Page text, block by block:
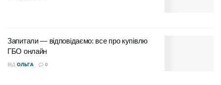
Запитали — відповідаємо: все про купівлю
ГБО онлайн
ВІД ОЛЬГА 0